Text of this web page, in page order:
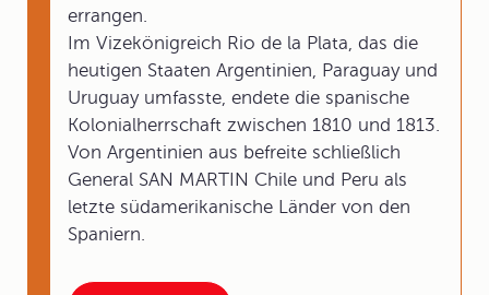
errangen.
Im Vizekönigreich Rio de la Plata, das die
heutigen Staaten Argentinien, Paraguay und
Uruguay umfasste, endete die spanische
Kolonialherrschaft zwischen 1810 und 1813.
Von Argentinien aus befreite schließlich
General SAN MARTIN Chile und Peru als
letzte südamerikanische Länder von den
Spaniern.